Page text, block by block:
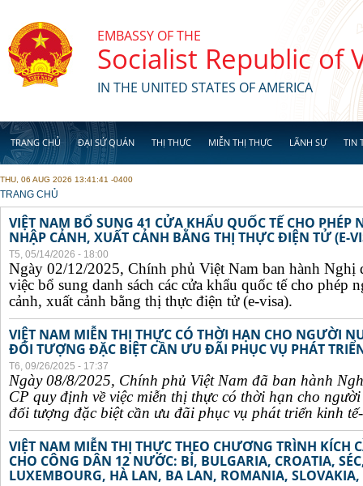
EMBASSY OF THE
Socialist Republic of
IN THE UNITED STATES OF AMERICA
TRANG CHỦ ĐẠI SỨ QUÁN THỊ THỰC MIỄN THỊ THỰC LÃNH SỰ TIN
THU, 06 AUG 2026 13:41:41 -0400
YOU ARE HERE
TRANG CHỦ
VIỆT NAM BỔ SUNG 41 CỬA KHẨU QUỐC TẾ CHO
NHẬP CẢNH, XUẤT CẢNH BẰNG THỊ THỰC ĐIỆN TỬ (E-
T5, 05/14/2026 - 18:00
Ngày 02/12/2025, Chính phủ Việt Nam ban hành Nghị
việc bổ sung danh sách các cửa khẩu quốc tế cho phép
cảnh, xuất cảnh bằng thị thực điện tử (e-visa).
VIỆT NAM MIỄN THỊ THỰC CÓ THỜI HẠN CHO NGƯỜI
ĐỐI TƯỢNG ĐẶC BIỆT CẦN ƯU ĐÃI PHỤC VỤ PHÁT
T6, 09/26/2025 - 17:37
Ngày 08/8/2025, Chính phủ Việt Nam đã ban hành
CP quy định về việc miễn thị thực có thời hạn cho
đối tượng đặc biệt cần ưu đãi phục vụ phát triển kinh
VIỆT NAM MIỄN THỊ THỰC THEO CHƯƠNG TRÌNH KÍCH
CHO CÔNG DÂN 12 NƯỚC: BỈ, BULGARIA, CROATIA,
LUXEMBOURG, HÀ LAN, BA LAN, ROMANIA, SLOVAKIA,